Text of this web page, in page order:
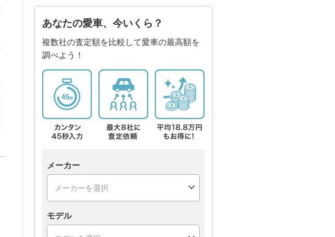
あなたの愛車、今いくら？
複数社の査定額を比較して愛車の最高額を
調べよう！
メーカー
モデル